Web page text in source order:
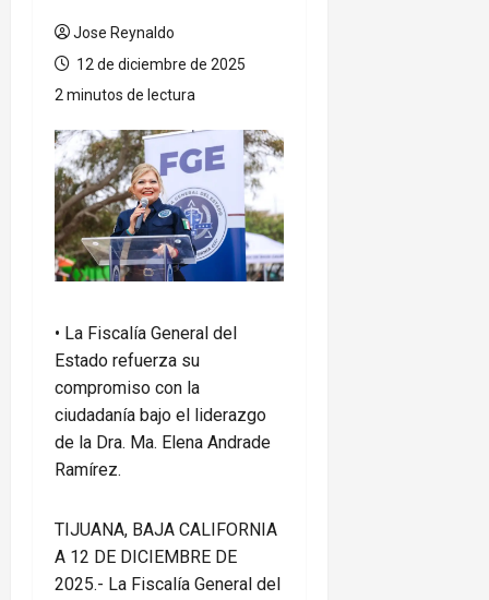
Jose Reynaldo
12 de diciembre de 2025
2 minutos de lectura
•⁠ ⁠La Fiscalía General del
Estado refuerza su
compromiso con la
ciudadanía bajo el liderazgo
de la Dra. Ma. Elena Andrade
Ramírez.
TIJUANA, BAJA CALIFORNIA
A 12 DE DICIEMBRE DE
2025.- La Fiscalía General del